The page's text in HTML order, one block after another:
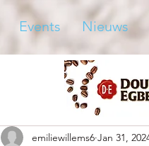
Events Nieuws
emiliewillems6 Jan 31,